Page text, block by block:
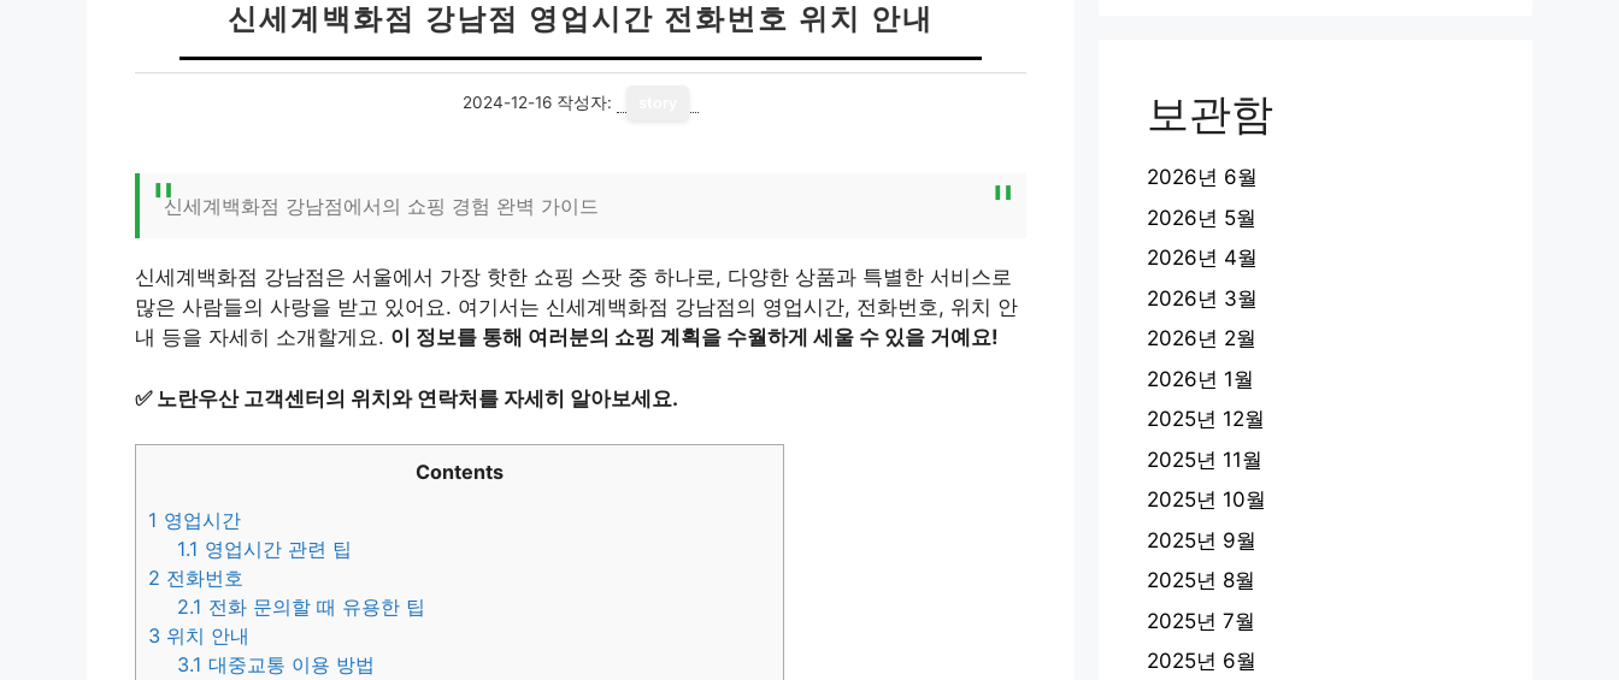
신세계백화점 강남점 영업시간 전화번호 위치 안내
2024-12-16 작성자:
신세계백화점 강남점에서의 쇼핑 경험 완벽 가이드
신세계백화점 강남점은 서울에서 가장 핫한 쇼핑 스팟 중 하나로, 다양한 상품과 특별한 서비스로
많은 사람들의 사랑을 받고 있어요. 여기서는 신세계백화점 강남점의 영업시간, 전화번호, 위치 안
내 등을 자세히 소개할게요. 이 정보를 통해 여러분의 쇼핑 계획을 수월하게 세울 수 있을 거예요!
✅ 노란우산 고객센터의 위치와 연락처를 자세히 알아보세요.
Contents
1 영업시간
1.1 영업시간 관련 팁
2 전화번호
2.1 전화 문의할 때 유용한 팁
3 위치 안내
3.1 대중교통 이용 방법
보관함
2026년 6월
2026년 5월
2026년 4월
2026년 3월
2026년 2월
2026년 1월
2025년 12월
2025년 11월
2025년 10월
2025년 9월
2025년 8월
2025년 7월
2025년 6월